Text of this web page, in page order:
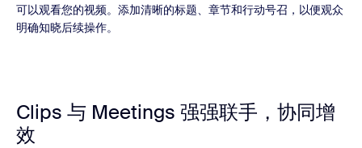
可以观看您的视频。添加清晰的标题、章节和行动号召，以便观众
明确知晓后续操作。
Clips 与 Meetings 强强联手，协同增
效